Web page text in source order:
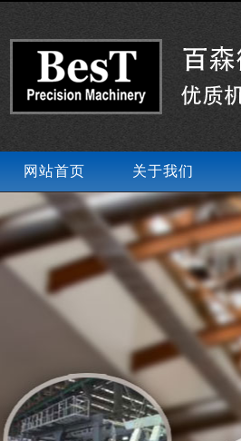
网站首页 关于我们